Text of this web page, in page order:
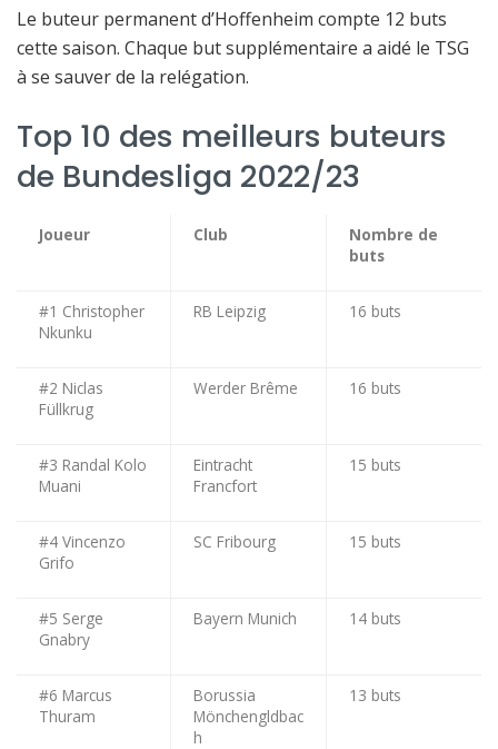
Le buteur permanent d’Hoffenheim compte 12 buts
cette saison. Chaque but supplémentaire a aidé le TSG
à se sauver de la relégation.
Top 10 des meilleurs buteurs
de Bundesliga 2022/23
Joueur Club
Nombre de
buts
#1 Christopher
Nkunku
RB Leipzig 16 buts
#2 Niclas
Füllkrug
Werder Brême 16 buts
#3 Randal Kolo
Muani
Eintracht
Francfort
15 buts
#4 Vincenzo
Grifo
SC Fribourg 15 buts
#5 Serge
Gnabry
Bayern Munich 14 buts
#6 Marcus
Thuram
Borussia
Mönchengldbac
h
13 buts